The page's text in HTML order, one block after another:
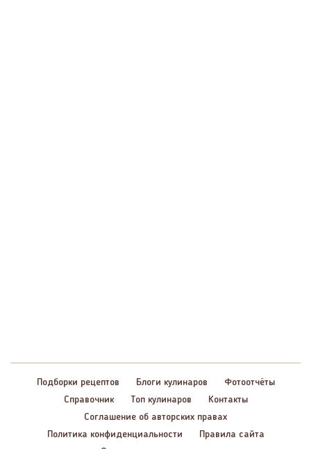
Подборки рецептов Блоги кулинаров
Фотоотчёты
Справочник
Топ кулинаров
Контакты
Соглашение об авторских правах
Политика конфиденциальности
Правила сайта